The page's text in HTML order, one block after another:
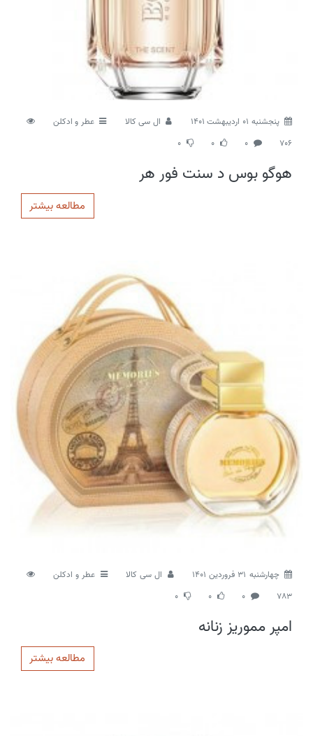
پنجشنبه 01 اردیبهشت 1401 ال سی کالا
عطر و ادکلن
706
0
0
0
هوگو بوس د سنت فور هر
مطالعه بیشتر
چهارشنبه 31 فروردین 1401 ال سی کالا
عطر و ادکلن
783
0
0
0
امپر مموریز زنانه
مطالعه بیشتر